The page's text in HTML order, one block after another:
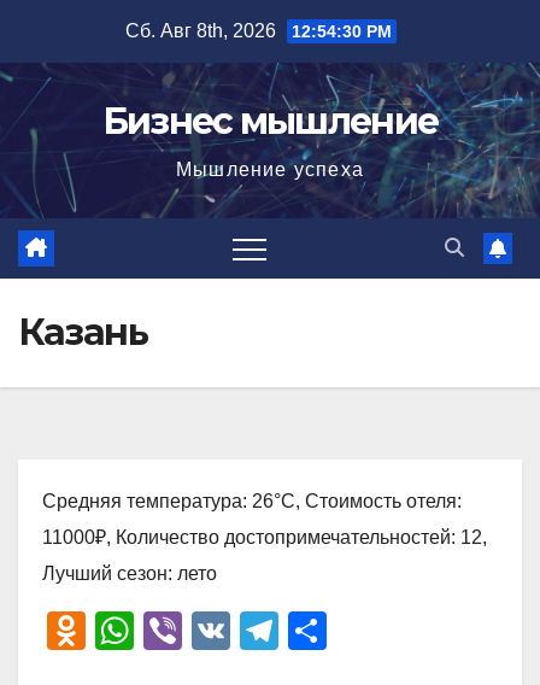
содержимому
Сб. Авг 8th, 2026 12:54:31 PM
Бизнес мышление
Мышление успеха
Казань
Средняя температура: 26°C, Стоимость отеля:
11000₽, Количество достопримечательностей: 12,
Лучший сезон: лето
O
W
Vi
V
T